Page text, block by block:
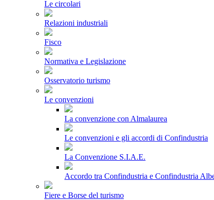
Le circolari
Relazioni industriali
Fisco
Normativa e Legislazione
Osservatorio turismo
Le convenzioni
La convenzione con Almalaurea
Le convenzioni e gli accordi di Confindustria
La Convenzione S.I.A.E.
Accordo tra Confindustria e Confindustria
Fiere e Borse del turismo